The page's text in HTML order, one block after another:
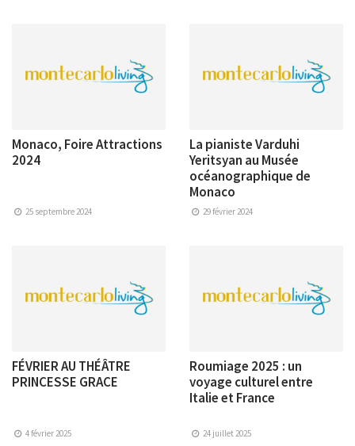
Monaco, Foire Attractions
2024
25 septembre 2024
La pianiste Varduhi
Yeritsyan au Musée
océanographique de
Monaco
29 février 2024
FÉVRIER AU THÉÂTRE
PRINCESSE GRACE
4 février 2025
Roumiage 2025 : un
voyage culturel entre
Italie et France
24 juillet 2025